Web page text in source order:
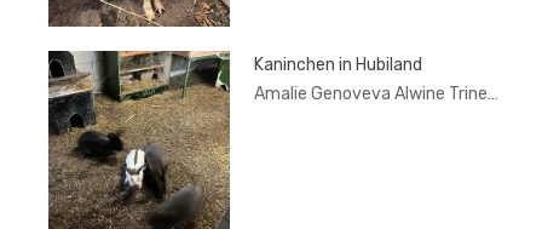
Kaninchen in Hubiland
Amalie Genoveva Alwine Trine…